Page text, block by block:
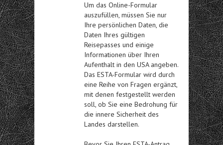
Um das Online-Formular
auszufüllen, müssen Sie nur
Ihre persönlichen Daten, die
Daten Ihres gültigen
Reisepasses und einige
Informationen über Ihren
Aufenthalt in den USA angeben.
Das ESTA-Formular wird durch
eine Reihe von Fragen ergänzt,
mit denen festgestellt werden
soll, ob Sie eine Bedrohung für
die innere Sicherheit des
Landes darstellen.